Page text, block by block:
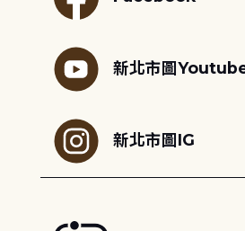
新北市圖
新北市圖IG